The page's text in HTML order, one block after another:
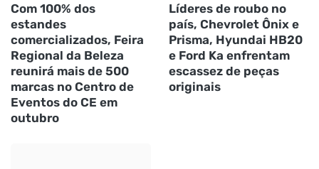
Com 100% dos
estandes
comercializados, Feira
Regional da Beleza
reunirá mais de 500
marcas no Centro de
Eventos do CE em
outubro
Líderes de roubo no
país, Chevrolet Ônix e
Prisma, Hyundai HB20
e Ford Ka enfrentam
escassez de peças
originais